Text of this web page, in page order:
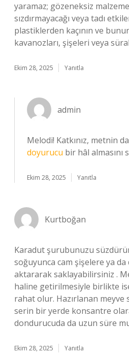
yaramaz; gözeneksiz
sızdırmayacağı veya tadı
plastiklerden kaçının ve
kavanozları, şişeleri veya
Ekim 28, 2025 Yanıtla
admin
Melodi! Katkınız, metnin
doyurucu bir hâl almasını
Ekim 28, 2025 Yanıtla
Kurtboğan
Karadut şurubunuzu
soğuyunca cam şişelere ya
aktararak saklayabilirsiniz .
haline getirilmesiyle birlikte
rahat olur. Hazırlanan meyve
serin bir yerde konsantre
dondurucuda da uzun süre
Ekim 28, 2025 Yanıtla